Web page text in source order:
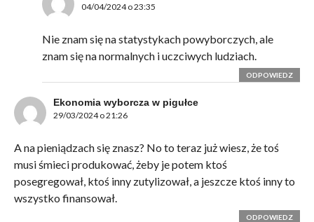
04/04/2024 o 23:35
Nie znam się na statystykach powyborczych, ale
znam się na normalnych i uczciwych ludziach.
ODPOWIEDZ
Ekonomia wyborcza w pigułce
29/03/2024 o 21:26
A na pieniądzach się znasz? No to teraz już wiesz, że toś
musi śmieci produkować, żeby je potem ktoś
posegregował, ktoś inny zutylizował, a jeszcze ktoś inny to
wszystko finansował.
ODPOWIEDZ